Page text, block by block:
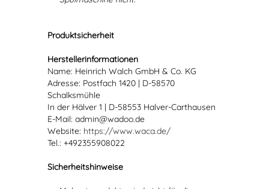
Produktsicherheit
Herstellerinformationen
Name: Heinrich Walch GmbH & Co. KG
Adresse: Postfach 1420 | D-58570
Schalksmühle
In der Hälver 1 | D-58553 Halver-Carthausen
E-Mail: admin@wadoo.de
Website: https://www.waca.de/
Tel.: +492355908022
Sicherheitshinweise